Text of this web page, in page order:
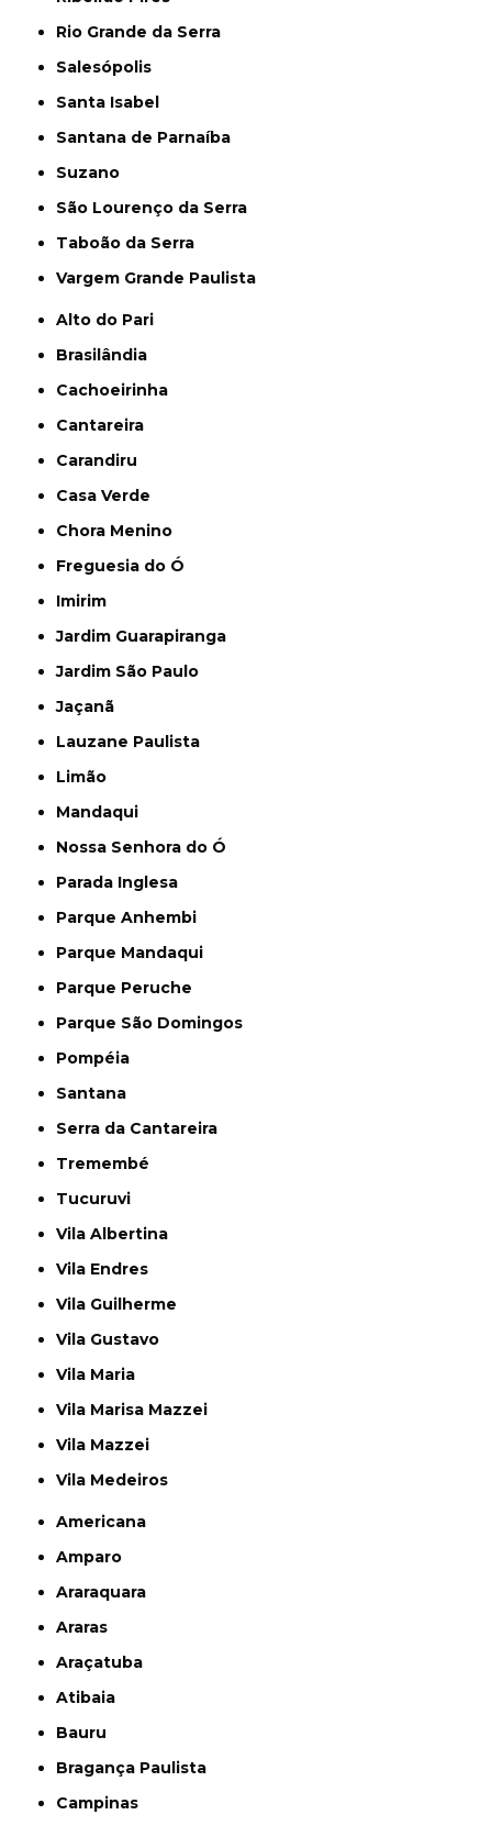
Rio Grande da Serra
Salesópolis
Santa Isabel
Santana de Parnaíba
Suzano
São Lourenço da Serra
Taboão da Serra
Vargem Grande Paulista
Alto do Pari
Brasilândia
Cachoeirinha
Cantareira
Carandiru
Casa Verde
Chora Menino
Freguesia do Ó
Imirim
Jardim Guarapiranga
Jardim São Paulo
Jaçanã
Lauzane Paulista
Limão
Mandaqui
Nossa Senhora do Ó
Parada Inglesa
Parque Anhembi
Parque Mandaqui
Parque Peruche
Parque São Domingos
Pompéia
Santana
Serra da Cantareira
Tremembé
Tucuruvi
Vila Albertina
Vila Endres
Vila Guilherme
Vila Gustavo
Vila Maria
Vila Marisa Mazzei
Vila Mazzei
Vila Medeiros
Americana
Amparo
Araraquara
Araras
Araçatuba
Atibaia
Bauru
Bragança Paulista
Campinas